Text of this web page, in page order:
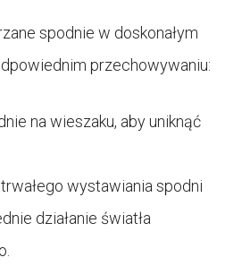
spodnie w doskonałym
przechowywaniu:
na wieszaku, aby uniknąć
wystawiania spodni
działanie światła